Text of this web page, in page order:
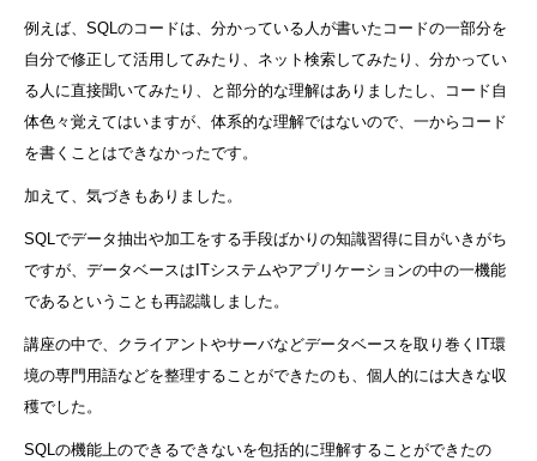
例えば、SQLのコードは、分かっている人が書いたコードの一部分を
自分で修正して活用してみたり、ネット検索してみたり、分かってい
る人に直接聞いてみたり、と部分的な理解はありましたし、コード自
体色々覚えてはいますが、体系的な理解ではないので、一からコード
を書くことはできなかったです。
加えて、気づきもありました。
SQLでデータ抽出や加工をする手段ばかりの知識習得に目がいきがち
ですが、データベースはITシステムやアプリケーションの中の一機能
であるということも再認識しました。
講座の中で、クライアントやサーバなどデータベースを取り巻くIT環
境の専門用語などを整理することができたのも、個人的には大きな収
穫でした。
SQLの機能上のできるできないを包括的に理解することができたの